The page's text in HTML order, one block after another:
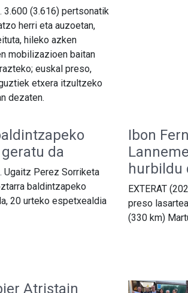
3.600 (3.616) pertsonatik
herri eta auzoetan,
hileko azken
mobilizazioen baitan
euskal preso,
etxera itzultzeko
dezaten.
da
Ugaitz Perez Sorriketa
baldintzapeko
20 urteko espetxealdia
Ibon
hurbildu
EXTERAT
preso
(330 km)
Atristain